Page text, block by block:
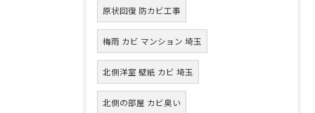
原状回復 防カビ工事
梅雨 カビ マンション 埼玉
北側洋室 壁紙 カビ 埼玉
北側の部屋 カビ臭い